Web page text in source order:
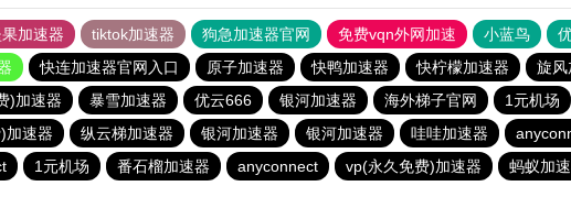
果加速器 tiktok加速器 狗急加速器官网 免费vqn外网加速 小蓝鸟
快连加速器官网入口 原子加速器 快鸭加速器 快柠檬加速器 旋风
)加速器 暴雪加速器 优云666 银河加速器 海外梯子官网 1元机场
加速器 纵云梯加速器 银河加速器 银河加速器 哇哇加速器
1元机场 番石榴加速器 anyconnect vp(永久免费)加速器 蚂蚁加